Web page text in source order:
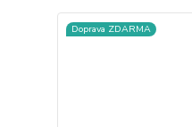
Doprava ZDARMA